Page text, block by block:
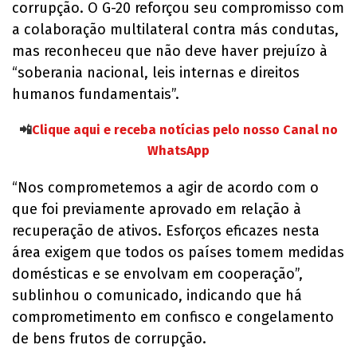
corrupção. O G-20 reforçou seu compromisso com
a colaboração multilateral contra más condutas,
mas reconheceu que não deve haver prejuízo à
“soberania nacional, leis internas e direitos
humanos fundamentais”.
📲Clique aqui e receba notícias pelo nosso Canal no
WhatsApp
“Nos comprometemos a agir de acordo com o
que foi previamente aprovado em relação à
recuperação de ativos. Esforços eficazes nesta
área exigem que todos os países tomem medidas
domésticas e se envolvam em cooperação”,
sublinhou o comunicado, indicando que há
comprometimento em confisco e congelamento
de bens frutos de corrupção.